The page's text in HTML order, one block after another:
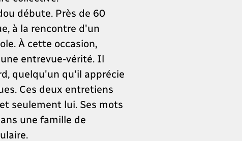
débute. Près de 60
à la rencontre d'un
À cette occasion,
entrevue-vérité. Il
quelqu'un qu'il apprécie
Ces deux entretiens
seulement lui. Ses mots
une famille de